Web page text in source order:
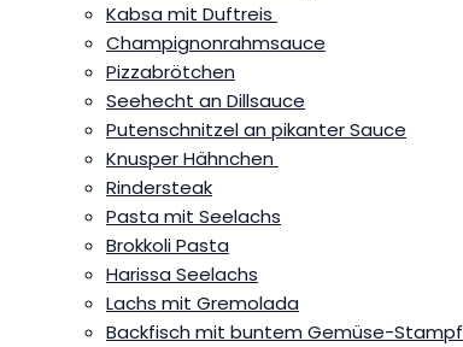
Kabsa mit Duftreis
Champignonrahmsauce
Pizzabrötchen
Seehecht an Dillsauce
Putenschnitzel an pikanter Sauce
Knusper Hähnchen
Rindersteak
Pasta mit Seelachs
Brokkoli Pasta
Harissa Seelachs
Lachs mit Gremolada
Backfisch mit buntem Gemüse-Stampf